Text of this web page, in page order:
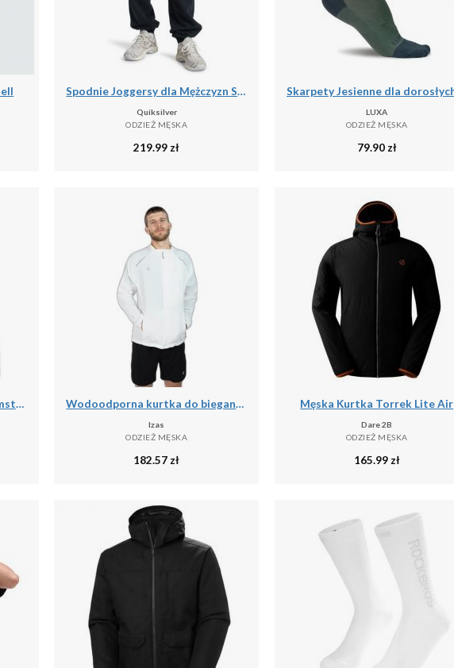
Spodnie Joggersy dla Mężczyzn SALT WATER
Quiksilver
ODZIEŻ MĘSKA
219.99 zł
LUXA
ODZIEŻ MĘSKA
79.90 zł
Kurtka prezentacyjna Ajax Amsterdam 2025/26 Wodoodporna kurtka do biegania Izas Brezel II
Izas
ODZIEŻ MĘSKA
182.57 zł
Męska Kurtka Torrek Lite Air
Dare 2B
ODZIEŻ MĘSKA
165.99 zł